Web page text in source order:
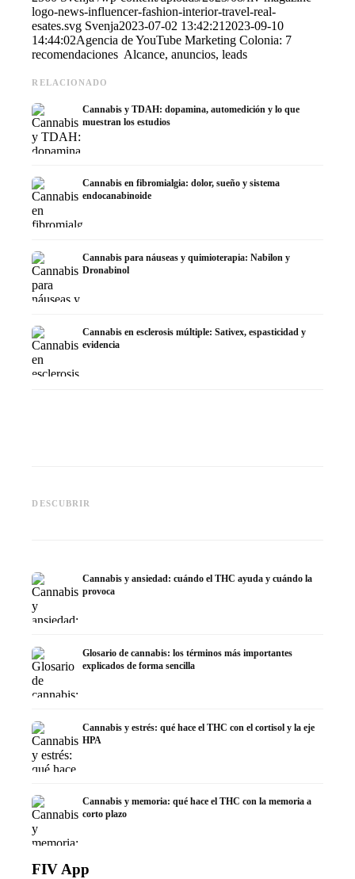
logo-news-influencer-fashion-interior-travel-real-
esates.svg Svenja2023-07-02 13:42:212023-09-10
14:44:02Agencia de YouTube Marketing Colonia: 7
recomendaciones ️ Alcance, anuncios, leads
RELACIONADO
Cannabis y TDAH: dopamina, automedición y lo que
muestran los estudios
Cannabis en fibromialgia: dolor, sueño y sistema
endocanabinoide
Cannabis para náuseas y quimioterapia: Nabilon y
Dronabinol
Cannabis en esclerosis múltiple: Sativex, espasticidad y
evidencia
DESCUBRIR
la investigación
Cannabis y ansiedad: cuándo el THC ayuda y cuándo la
provoca
Glosario de cannabis: los términos más importantes
explicados de forma sencilla
Cannabis y estrés: qué hace el THC con el cortisol y la eje
HPA
Cannabis y memoria: qué hace el THC con la memoria a
corto plazo
FIV App